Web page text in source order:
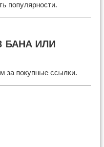
популярности.
БАНА ИЛИ
за покупные ссылки.